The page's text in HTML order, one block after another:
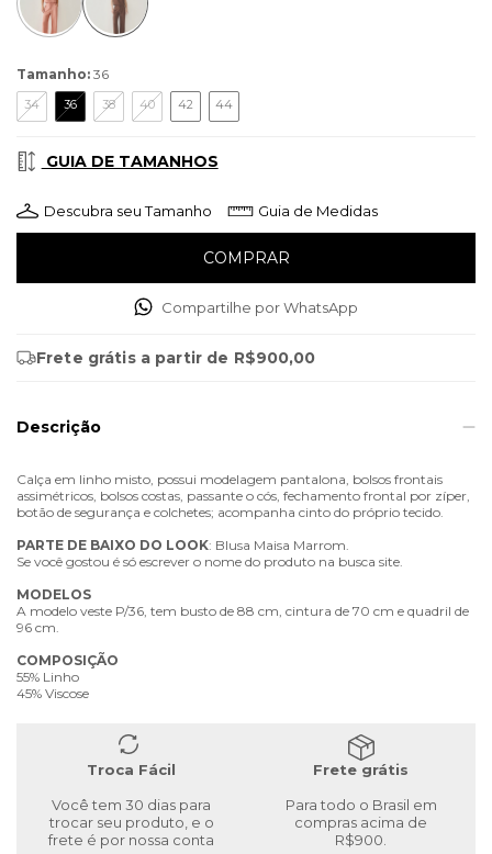
Tamanho: 36
34 36 38 40 42 44
GUIA DE TAMANHOS
Descubra seu Tamanho Guia de Medidas
Compartilhe por WhatsApp
Frete grátis a partir de R$900,00
Descrição
Calça em linho misto, possui modelagem pantalona, bolsos frontais
assimétricos, bolsos costas, passante o cós, fechamento frontal por zíper,
botão de segurança e colchetes; acompanha cinto do próprio tecido.
PARTE DE BAIXO DO LOOK: Blusa Maisa Marrom.
Se você gostou é só escrever o nome do produto na busca site.
MODELOS
A modelo veste P/36, tem busto de 88 cm, cintura de 70 cm e quadril de
96 cm.
COMPOSIÇÃO
55% Linho
45% Viscose
Troca Fácil
Você tem 30 dias para
trocar seu produto, e o
frete é por nossa conta
Frete grátis
Para todo o Brasil em
compras acima de
R$900.